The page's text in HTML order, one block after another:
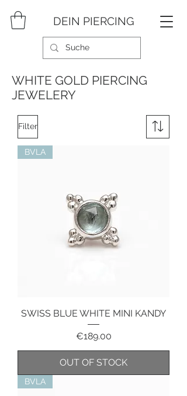
DEIN PIERCING
WHITE GOLD PIERCING
JEWELERY
Filter
BVLA
SWISS BLUE WHITE MINI KANDY
Price
€189.00
OUT OF STOCK
BVLA